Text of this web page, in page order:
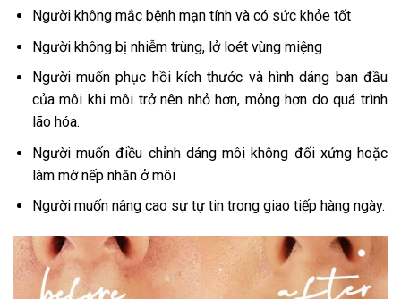
Người không mắc bệnh mạn tính và có sức khỏe tốt
Người không bị nhiễm trùng, lở loét vùng miệng
Người muốn phục hồi kích thước và hình dáng ban đầu
của môi khi môi trở nên nhỏ hơn, mỏng hơn do quá trình
lão hóa.
Người muốn điều chỉnh dáng môi không đối xứng hoặc
làm mờ nếp nhăn ở môi
Người muốn nâng cao sự tự tin trong giao tiếp hàng ngày.